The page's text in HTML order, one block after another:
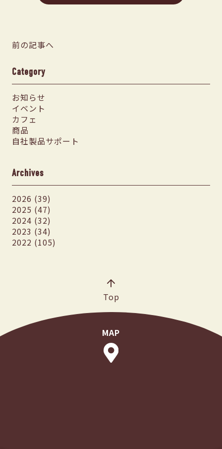
前の記事へ
Category
お知らせ
イベント
カフェ
商品
自社製品サポート
Archives
2026 (39)
2025 (47)
2024 (32)
2023 (34)
2022 (105)
Top
MAP